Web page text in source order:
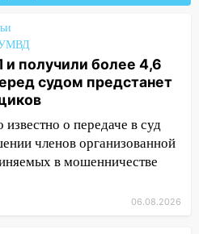
области убрали
зерновых и
в жену брата: в
завели дело на
сбили
в Ульяновске
квартиры и ограбил:
получили более 4,6
судом предстанет
известно о передаче в суд
членов организованной
в мошенничестве
06.08.2026